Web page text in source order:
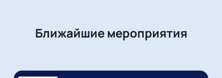
Ближайшие мероприятия